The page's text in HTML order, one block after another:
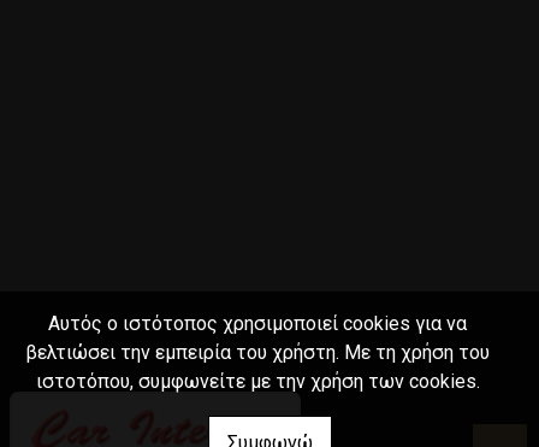
Αυτός ο ιστότοπος χρησιμοποιεί cookies για να
βελτιώσει την εμπειρία του χρήστη. Με τη χρήση του
ιστοτόπου, συμφωνείτε με την χρήση των cookies.